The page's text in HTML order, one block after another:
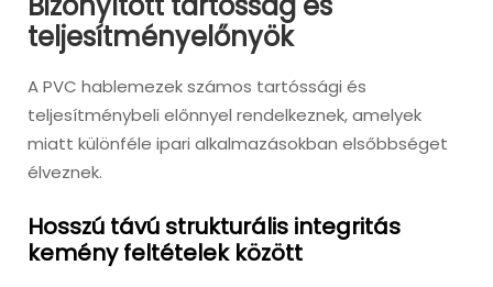
teljesítményelőnyök
A PVC hablemezek számos tartóssági és
teljesítménybeli előnnyel rendelkeznek, amelyek
miatt különféle ipari alkalmazásokban elsőbbséget
élveznek.
Hosszú távú strukturális integritás
kemény feltételek között